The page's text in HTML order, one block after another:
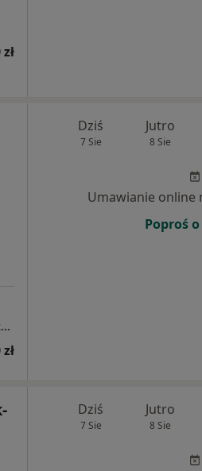
Gabinet Psychoterapii i Neurofeedback QEEG (Szczawienko koło WSSE)
Dziś
7 Sie
Jutro
8 Sie
Umawianie online
Poproś
Dziś
7 Sie
Jutro
8 Sie